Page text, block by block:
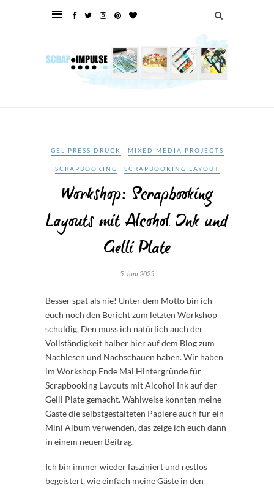
GEL PRESS DRUCK MIXED MEDIA PROJECTS
SCRAPBOOKING SCRAPBOOKING LAYOUT
Workshop: Scrapbooking
Layouts mit Alcohol Ink und
Gelli Plate
5. Juni 2025
Besser spät als nie! Unter dem Motto bin ich
euch noch den Bericht zum letzten Workshop
schuldig. Den muss ich natürlich auch der
Vollständigkeit halber hier auf dem Blog zum
Nachlesen und Nachschauen haben. Wir haben
im Workshop Ende Mai Hintergründe für
Scrapbooking Layouts mit Alcohol Ink auf der
Gelli Plate gemacht. Wahlweise konnten meine
Gäste die selbstgestalteten Papiere auch für ein
Mini Album verwenden, das zeige ich euch dann
in einem neuen Beitrag.
Ich bin immer wieder fasziniert und restlos
begeistert, wie einfach meine Gäste in den